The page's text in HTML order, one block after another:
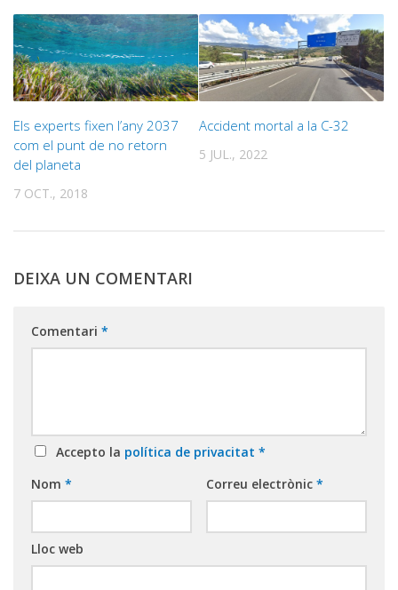
Els experts fixen l’any 2037
com el punt de no retorn
del planeta
7 OCT., 2018
Accident mortal a la C-32
5 JUL., 2022
DEIXA UN COMENTARI
Comentari *
Accepto la política de privacitat *
Nom * Correu electrònic *
Lloc web